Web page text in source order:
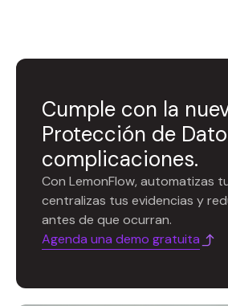
Cumple con la
Protección de
complicaciones.
Con LemonFlow, automatizas
centralizas tus evidencias y
antes de que ocurran.
Agenda una demo gratuita